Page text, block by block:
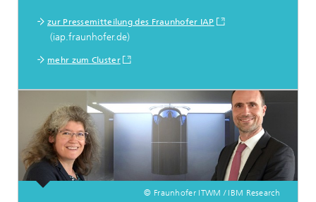
zur Pressemitteilung des Fraunhofer IAP
(iap.fraunhofer.de)
mehr zum Cluster
© Fraunhofer ITWM / IBM Research